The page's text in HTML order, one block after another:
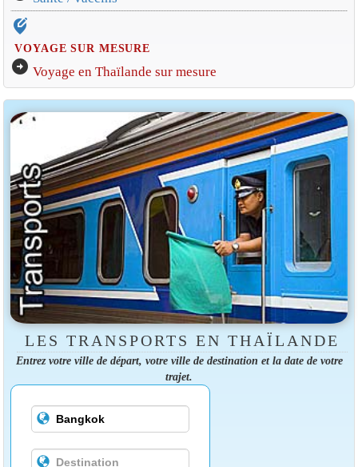
edit_location_alt
VOYAGE SUR MESURE
arrow_circle_right Voyage en Thaïlande sur mesure
LES TRANSPORTS EN THAÏLANDE
Entrez votre ville de départ, votre ville de destination et la date de votre
trajet.